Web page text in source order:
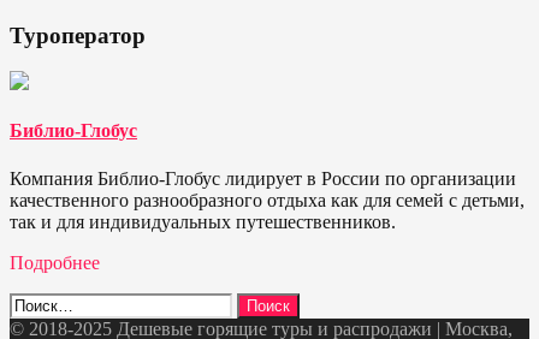
Туроператор
Библио-Глобус
Компания Библио-Глобус лидирует в России по организации
качественного разнообразного отдыха как для семей с детьми,
так и для индивидуальных путешественников.
Подробнее
Найти:
© 2018-2025 Дешевые горящие туры и распродажи | Москва,